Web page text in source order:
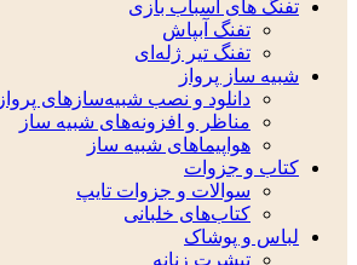
تفنگ های اسباب بازی
تفنگ آبپاش
تفنگ تیر ژله‌ای
شبیه ساز پرواز
دانلود و نصب شبیه‌سازهای پرواز
مناظر و افزونه‌های شبیه ساز
هواپیماهای شبیه ساز
کتاب و جزوات
سوالات و جزوات تایپ
کتاب‌های خلبانی
لباس و پوشاک
تیشرت زنانه